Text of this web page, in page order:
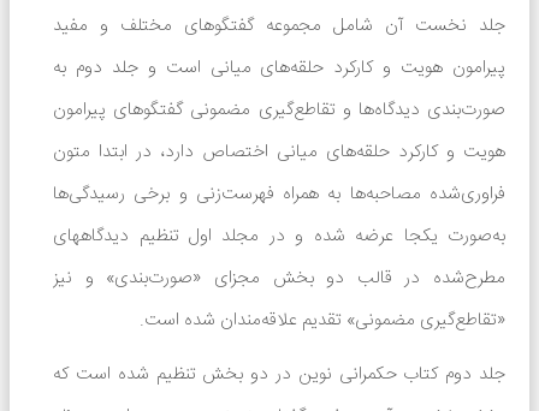
جلد نخست آن شامل مجموعه گفتگوهای مختلف و مفید
پیرامون هویت و کارکرد حلقه‌های میانی است و جلد دوم به
صورت‌بندی دیدگاه‌ها و تقاطع‌گیری مضمونی گفتگوهای پیرامون
هویت و کارکرد حلقه‌های میانی اختصاص دارد، در ابتدا متون
فراوری‌شده مصاحبه‌ها به همراه فهرست‌زنی و برخی رسیدگی‌ها
به‌صورت یکجا عرضه شده و در مجلد اول تنظیم دیدگاههای
مطرح‌شده در قالب دو بخش مجزای «صورت‌بندی» و نیز
«تقاطع‌گیری مضمونی» تقدیم علاقه‌مندان شده است.
جلد دوم کتاب حکمرانی نوین در دو بخش تنظیم شده است که